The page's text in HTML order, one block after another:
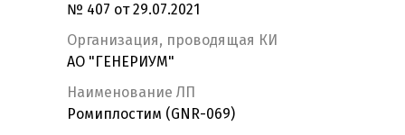
№ 407 от 29.07.2021
Организация, проводящая КИ
АО "ГЕНЕРИУМ"
Наименование ЛП
Ромиплостим (GNR-069)